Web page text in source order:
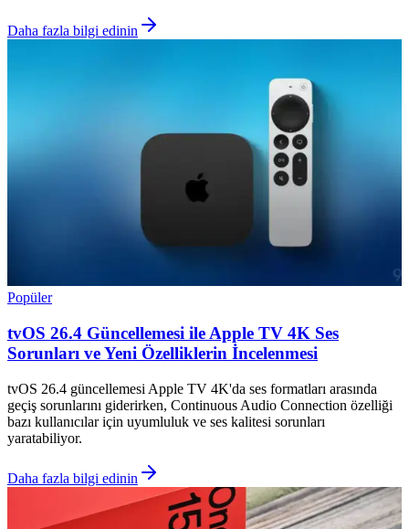
Daha fazla bilgi edinin
Popüler
tvOS 26.4 Güncellemesi ile Apple TV 4K Ses
Sorunları ve Yeni Özelliklerin İncelenmesi
tvOS 26.4 güncellemesi Apple TV 4K'da ses formatları arasında
geçiş sorunlarını giderirken, Continuous Audio Connection özelliği
bazı kullanıcılar için uyumluluk ve ses kalitesi sorunları
yaratabiliyor.
Daha fazla bilgi edinin